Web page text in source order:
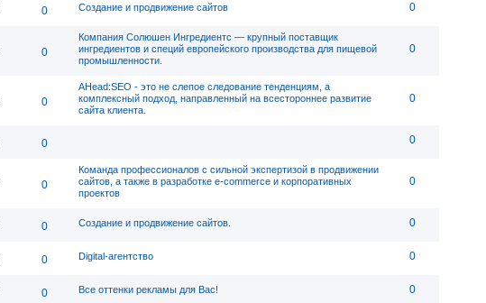
0 Создание и продвижение сайтов 0
0
Компания Солюшен Ингредиентс — крупный поставщик
ингредиентов и специй европейского производства для пищевой
промышленности.
0
0
AHead:SEO - это не слепое следование тенденциям, а
комплексный подход, направленный на всестороннее развитие
сайта клиента.
0
0 0
0
Команда профессионалов с сильной экспертизой в продвижении
сайтов, а также в разработке e-commerce и корпоративных
проектов
0
0 Создание и продвижение сайтов. 0
0 Digital-агентство 0
0 Все оттенки рекламы для Вас! 0